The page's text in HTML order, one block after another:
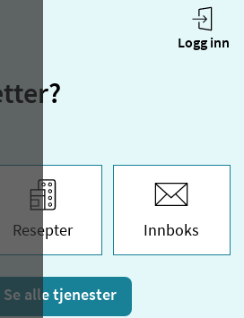
Resepter Innboks
Se alle tjenester